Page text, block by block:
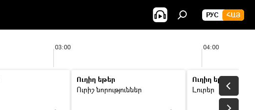
РУС ՀԱՅ
03:00 04:00
Ուղիղ եթեր
Ուրիշ նորություններ
Ուղիղ եթեր
Լուրեր